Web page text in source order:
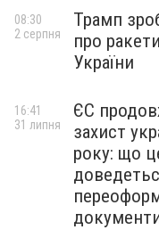
Трамп
про
України
08:30
2 серпня
ЄС
захист
року: що
16:41
31 липня